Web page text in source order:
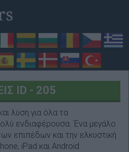
ID - 205
λύση για όλα τα
ενδιαφέρουσα. Ένα μεγάλο
επιπέδων και την ελκυστική
iPad και Android.